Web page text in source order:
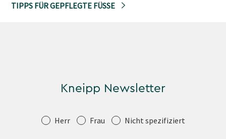
TIPPS FÜR GEPFLEGTE FÜSSE
Kneipp Newsletter
Anrede Herr Frau Nicht spezifiziert